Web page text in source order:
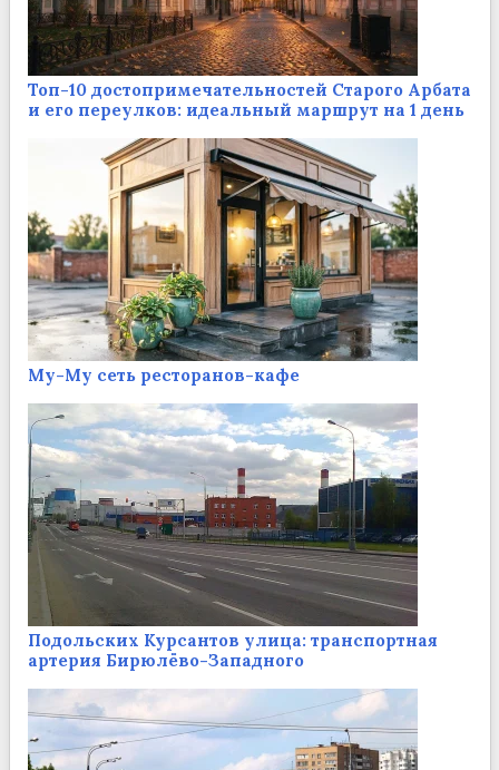
Топ-10 достопримечательностей Старого Арбата
и его переулков: идеальный маршрут на 1 день
Му-Му сеть ресторанов-кафе
Подольских Курсантов улица: транспортная
артерия Бирюлёво-Западного